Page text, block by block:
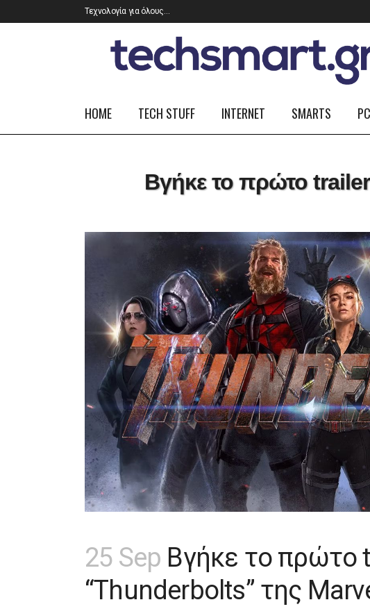
Τεχνολογία για όλους…
HOME TECH STUFF INTERNET SMARTS PC
Βγήκε το πρώτο
25 Sep Βγήκε το πρώτο
“Thunderbolts” της